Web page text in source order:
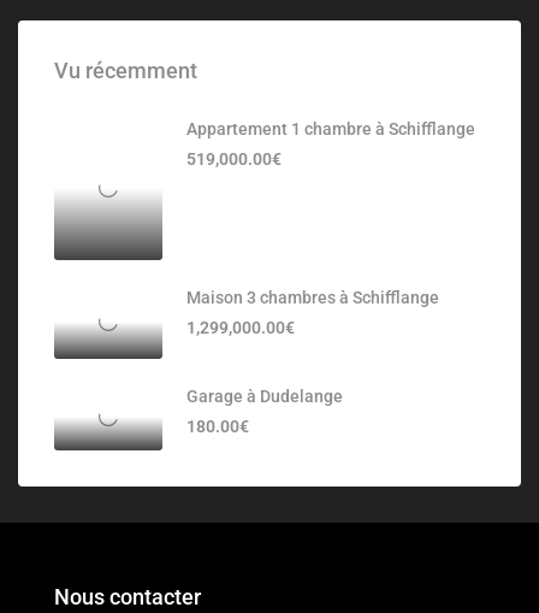
Vu récemment
Appartement 1 chambre à Schifflange
519,000.00€
Maison 3 chambres à Schifflange
1,299,000.00€
Garage à Dudelange
180.00€
Nous contacter